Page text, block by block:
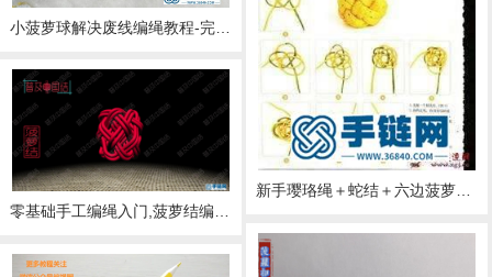
小菠萝球解决废线编绳教程-完整编法步骤
新手璎珞绳＋蛇结＋六边菠萝结挂绳编绳教程-完整编法步骤